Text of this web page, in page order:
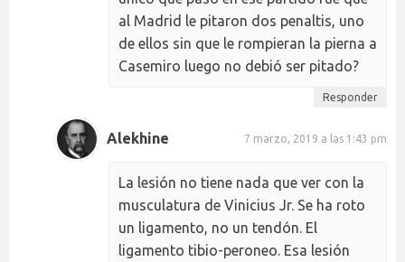
al Madrid le pitaron dos penaltis, uno
de ellos sin que le rompieran la pierna a
Casemiro luego no debió ser pitado?
Responder
Alekhine 7 marzo, 2019 a las 1:43 pm
La lesión no tiene nada que ver con la
musculatura de Vinicius Jr. Se ha roto
un ligamento, no un tendón. El
ligamento tibio-peroneo. Esa lesión